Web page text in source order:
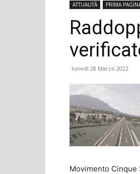
ATTUALITÀ PRIMA
lunedì 28 Marzo 2022
Movimento